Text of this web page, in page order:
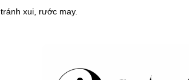
tránh xui, rước may.